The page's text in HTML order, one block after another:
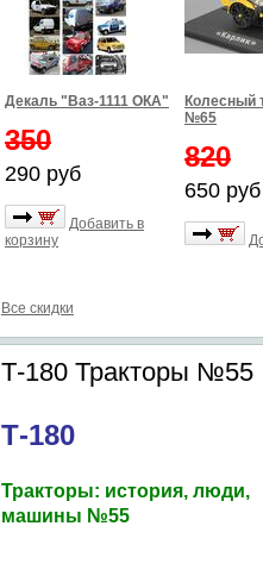
Декаль "Ваз-1111 ОКА"
350
290 руб
Добавить в
корзину
Колесный
№65
820
650 руб
Все скидки
Т-180 Тракторы №55
Т-180
Тракторы: история, люди,
машины №55